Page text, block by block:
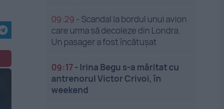
09:29 - Scandal la bordul unui avion
care urma să decoleze din Londra.
Un pasager a fost încătușat
09:17 - Irina Begu s-a măritat cu
antrenorul Victor Crivoi, în
weekend